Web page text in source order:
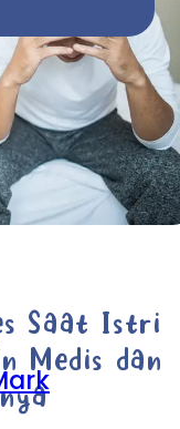
Saat Istri
Medis dan